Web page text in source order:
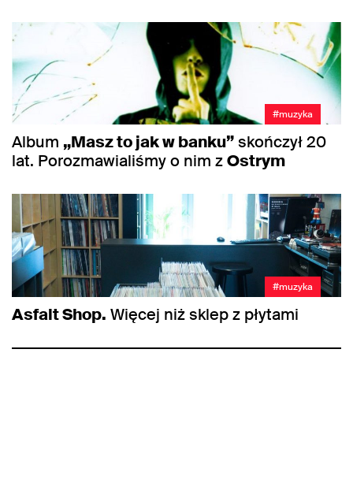
#muzyka
Album „Masz to jak w banku”skończył 20
lat. Porozmawialiśmy o nim zOstrym
#muzyka
Asfalt Shop. Więcej niż sklep z płytami